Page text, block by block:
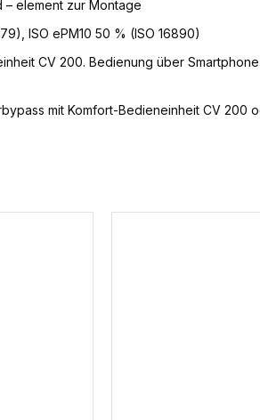
– element zur Montage
ISO ePM10 50 % (ISO 16890)
CV 200. Bedienung über
mit Komfort-Bedieneinheit CV 200